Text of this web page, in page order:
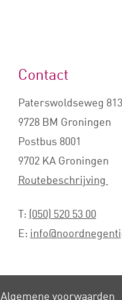
Contact
Paterswoldseweg 813
9728 BM Groningen
Postbus 8001
9702 KA Groningen
Routebeschrijving
T: (050) 520 53 00
E:
Algemene voorwaarden